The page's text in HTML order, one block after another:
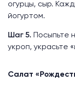
огурцы, сыр.
йогуртом.
Шаг 5. Посыпьте
укроп, украсьте
Салат